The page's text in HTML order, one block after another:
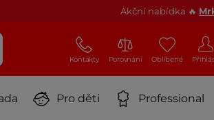
Akční nabídka 🔥
Kontakty Porovnání Oblíbené
Pro děti Professional